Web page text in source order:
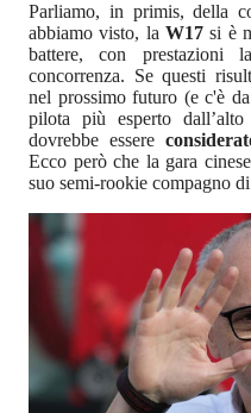
Parliamo, in primis, della
abbiamo visto, laW17si è
battere, con prestazioni
concorrenza. Se questi
nel prossimo futuro (e c'è
pilota più esperto
dovrebbe essere
Ecco però che la gara
suo semi-rookie compagno